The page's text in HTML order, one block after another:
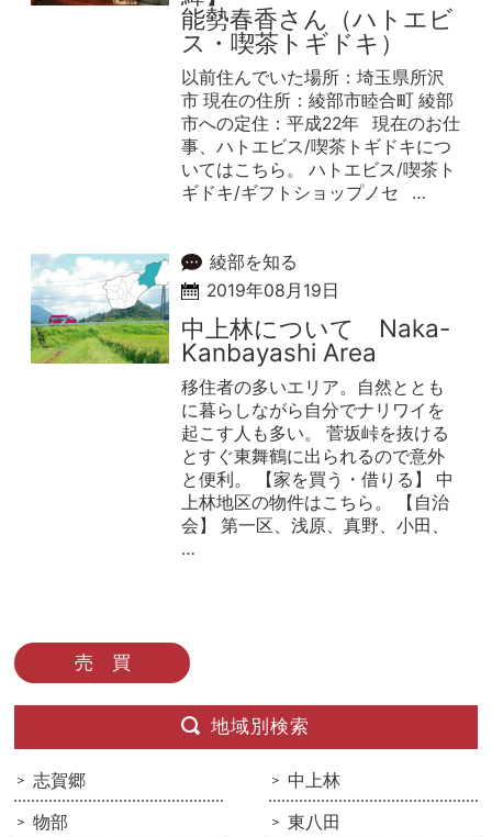
能勢春香さん（ハトエビ
ス・喫茶トギドキ）
以前住んでいた場所：埼玉県所沢
市 現在の住所：綾部市睦合町 綾部
市への定住：平成22年 現在のお仕
事、ハトエビス/喫茶トギドキにつ
いてはこちら。 ハトエビス/喫茶ト
ギドキ/ギフトショップノセ …
綾部を知る
2019年08月19日
中上林について Naka-
Kanbayashi Area
移住者の多いエリア。自然ととも
に暮らしながら自分でナリワイを
起こす人も多い。 菅坂峠を抜ける
とすぐ東舞鶴に出られるので意外
と便利。 【家を買う・借りる】 中
上林地区の物件はこちら。 【自治
会】 第一区、浅原、真野、小田、
…
売 買
地域別検索
志賀郷
中上林
物部
東八田